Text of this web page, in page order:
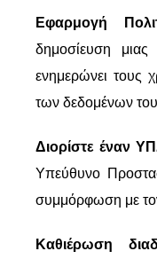
Εφαρμογή
δημοσίευση
ενημερώνει τους
των δεδομένων
Διορίστε έναν
Υπεύθυνο
συμμόρφωση με
Καθιέρωση